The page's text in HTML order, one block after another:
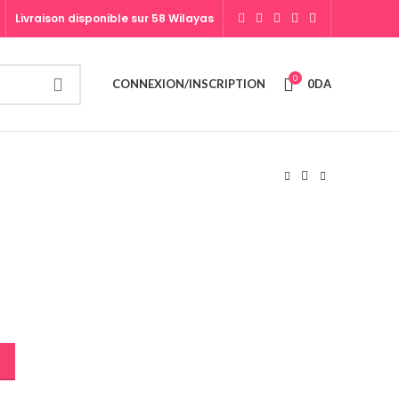
Livraison disponible sur 58 Wilayas
CONNEXION/INSCRIPTION 0 0DA